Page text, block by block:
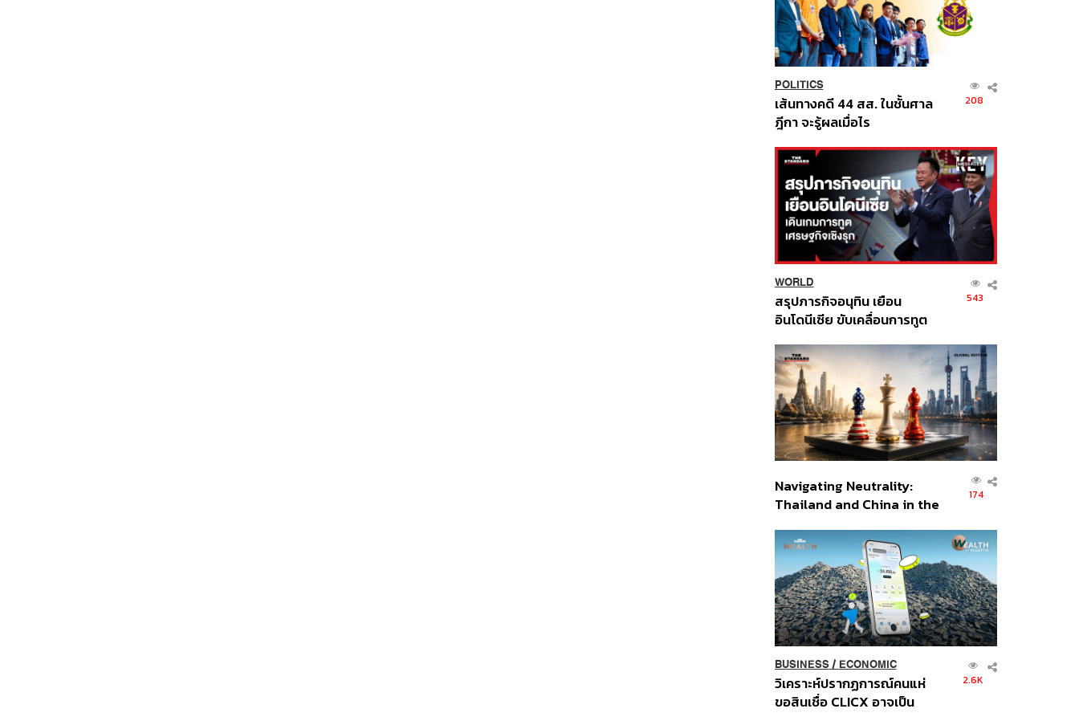
POLITICS
เส้นทางคดี 44 สส. ในชั้นศาล
ฎีกา จะรู้ผลเมื่อไร
208
WORLD
สรุปภารกิจอนุทิน เยือน
อินโดนีเซีย ขับเคลื่อนการทูต
ส่วนยุทธศาสตร์ไทย –
อินโดนีเซีย
543
Navigating Neutrality:
Thailand and China in the
Order
174
BUSINESS/ ECONOMIC
วิเคราะห์ปรากฏการณ์คนแห่
ขอสินเชื่อ CLICX อาจเป็น
2.6K